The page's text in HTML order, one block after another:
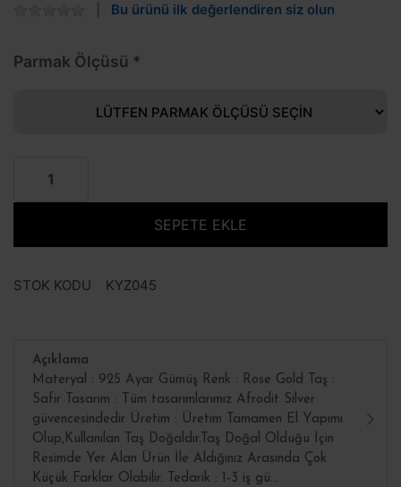
Bu ürünü ilk değerlendiren siz olun
Parmak Ölçüsü
SEPETE EKLE
STOK KODU KYZ045
Açıklama
Materyal : 925 Ayar Gümüş Renk : Rose Gold Taş :
Safir Tasarım : Tüm tasarımlarımız Afrodit Silver
güvencesindedir Üretim : Üretim Tamamen El Yapımı
Olup,Kullanılan Taş Doğaldır.Taş Doğal Olduğu İçin
Resimde Yer Alan Ürün İle Aldığınız Arasında Çok
Küçük Farklar Olabilir. Tedarik : 1-3 iş gü...